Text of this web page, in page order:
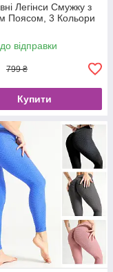
Легінси Смужку з
Поясом, 3 Кольори
відправки
799 ₴
Купити